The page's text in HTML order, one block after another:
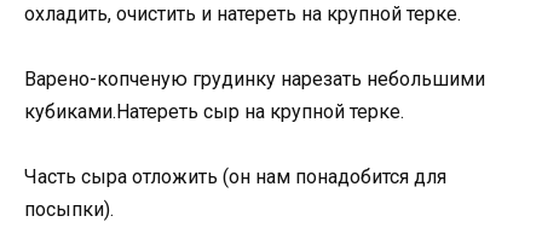
охладить, очистить и натереть на крупной терке.
Варено-копченую грудинку нарезать небольшими
кубиками.Натереть сыр на крупной терке.
Часть сыра отложить (он нам понадобится для
посыпки).